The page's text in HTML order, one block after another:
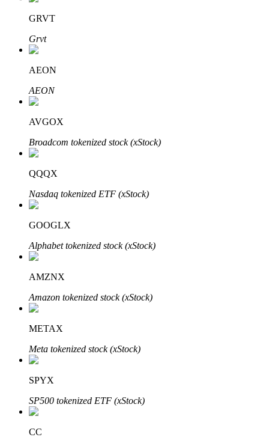
الاستثمار التلقائي
احصل على أرباح طويلة الأجل وفوائد مرنة
تعلم الستاكينغ
تعرف على كيفية كسب الدخل السلبي
Bitrue
GRVT
Grvt
AEON
AEON
AVGOX
Broadcom tokenized stock (xStock)
QQQX
Nasdaq tokenized ETF (xStock)
GOOGLX
Alphabet tokenized stock (xStock)
AMZNX
Amazon tokenized stock (xStock)
METAX
Meta tokenized stock (xStock)
SPYX
SP500 tokenized ETF (xStock)
CC